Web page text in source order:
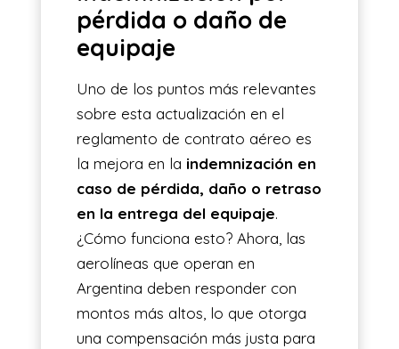
pérdida o daño de
equipaje
Uno de los puntos más relevantes
sobre esta actualización en el
reglamento de contrato aéreo es
la mejora en la indemnización en
caso de pérdida, daño o retraso
en la entrega del equipaje.
¿Cómo funciona esto? Ahora, las
aerolíneas que operan en
Argentina deben responder con
montos más altos, lo que otorga
una compensación más justa para